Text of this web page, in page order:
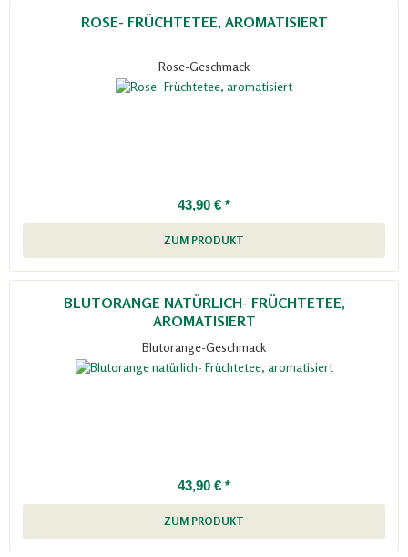
ROSE- FRÜCHTETEE, AROMATISIERT
Rose-Geschmack
43,90 € *
ZUM PRODUKT
BLUTORANGE NATÜRLICH- FRÜCHTETEE,
AROMATISIERT
Blutorange-Geschmack
43,90 € *
ZUM PRODUKT